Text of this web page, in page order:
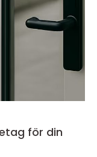
för din